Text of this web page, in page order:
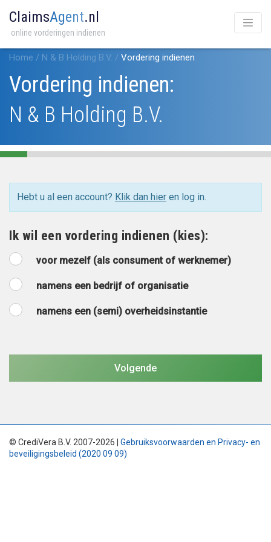
ClaimsAgent.nl
online vorderingen indienen
Home / N & B Holding B.V. / Vordering indienen
Vordering indienen:
N & B Holding B.V.
Hebt u al een account? Klik dan hier en log in.
Ik wil een vordering indienen (kies):
voor mezelf (als consument of werknemer)
namens een bedrijf of organisatie
namens een (semi) overheidsinstantie
© CrediVera B.V. 2007-2026 | Gebruiksvoorwaarden en Privacy- en
beveiligingsbeleid (2020 09 09)